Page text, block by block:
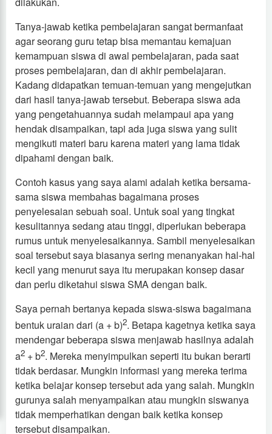
Tanya-jawab ketika pembelajaran sangat bermanfaat
agar seorang guru tetap bisa memantau kemajuan
kemampuan siswa di awal pembelajaran, pada saat
proses pembelajaran, dan di akhir pembelajaran.
Kadang didapatkan temuan-temuan yang mengejutkan
dari hasil tanya-jawab tersebut. Beberapa siswa ada
yang pengetahuannya sudah melampaui apa yang
hendak disampaikan, tapi ada juga siswa yang sulit
mengikuti materi baru karena materi yang lama tidak
dipahami dengan baik.
Contoh kasus yang saya alami adalah ketika bersama-
sama siswa membahas bagaimana proses
penyelesaian sebuah soal. Untuk soal yang tingkat
kesulitannya sedang atau tinggi, diperlukan beberapa
rumus untuk menyelesaikannya. Sambil menyelesaikan
soal tersebut saya biasanya sering menanyakan hal-hal
kecil yang menurut saya itu merupakan konsep dasar
dan perlu diketahui siswa SMA dengan baik.
Saya pernah bertanya kepada siswa-siswa bagaimana
bentuk uraian dari (a + b)2. Betapa kagetnya ketika saya
mendengar beberapa siswa menjawab hasilnya adalah
a2 + b2. Mereka menyimpulkan seperti itu bukan berarti
tidak berdasar. Mungkin informasi yang mereka terima
ketika belajar konsep tersebut ada yang salah. Mungkin
gurunya salah menyampaikan atau mungkin siswanya
tidak memperhatikan dengan baik ketika konsep
tersebut disampaikan.